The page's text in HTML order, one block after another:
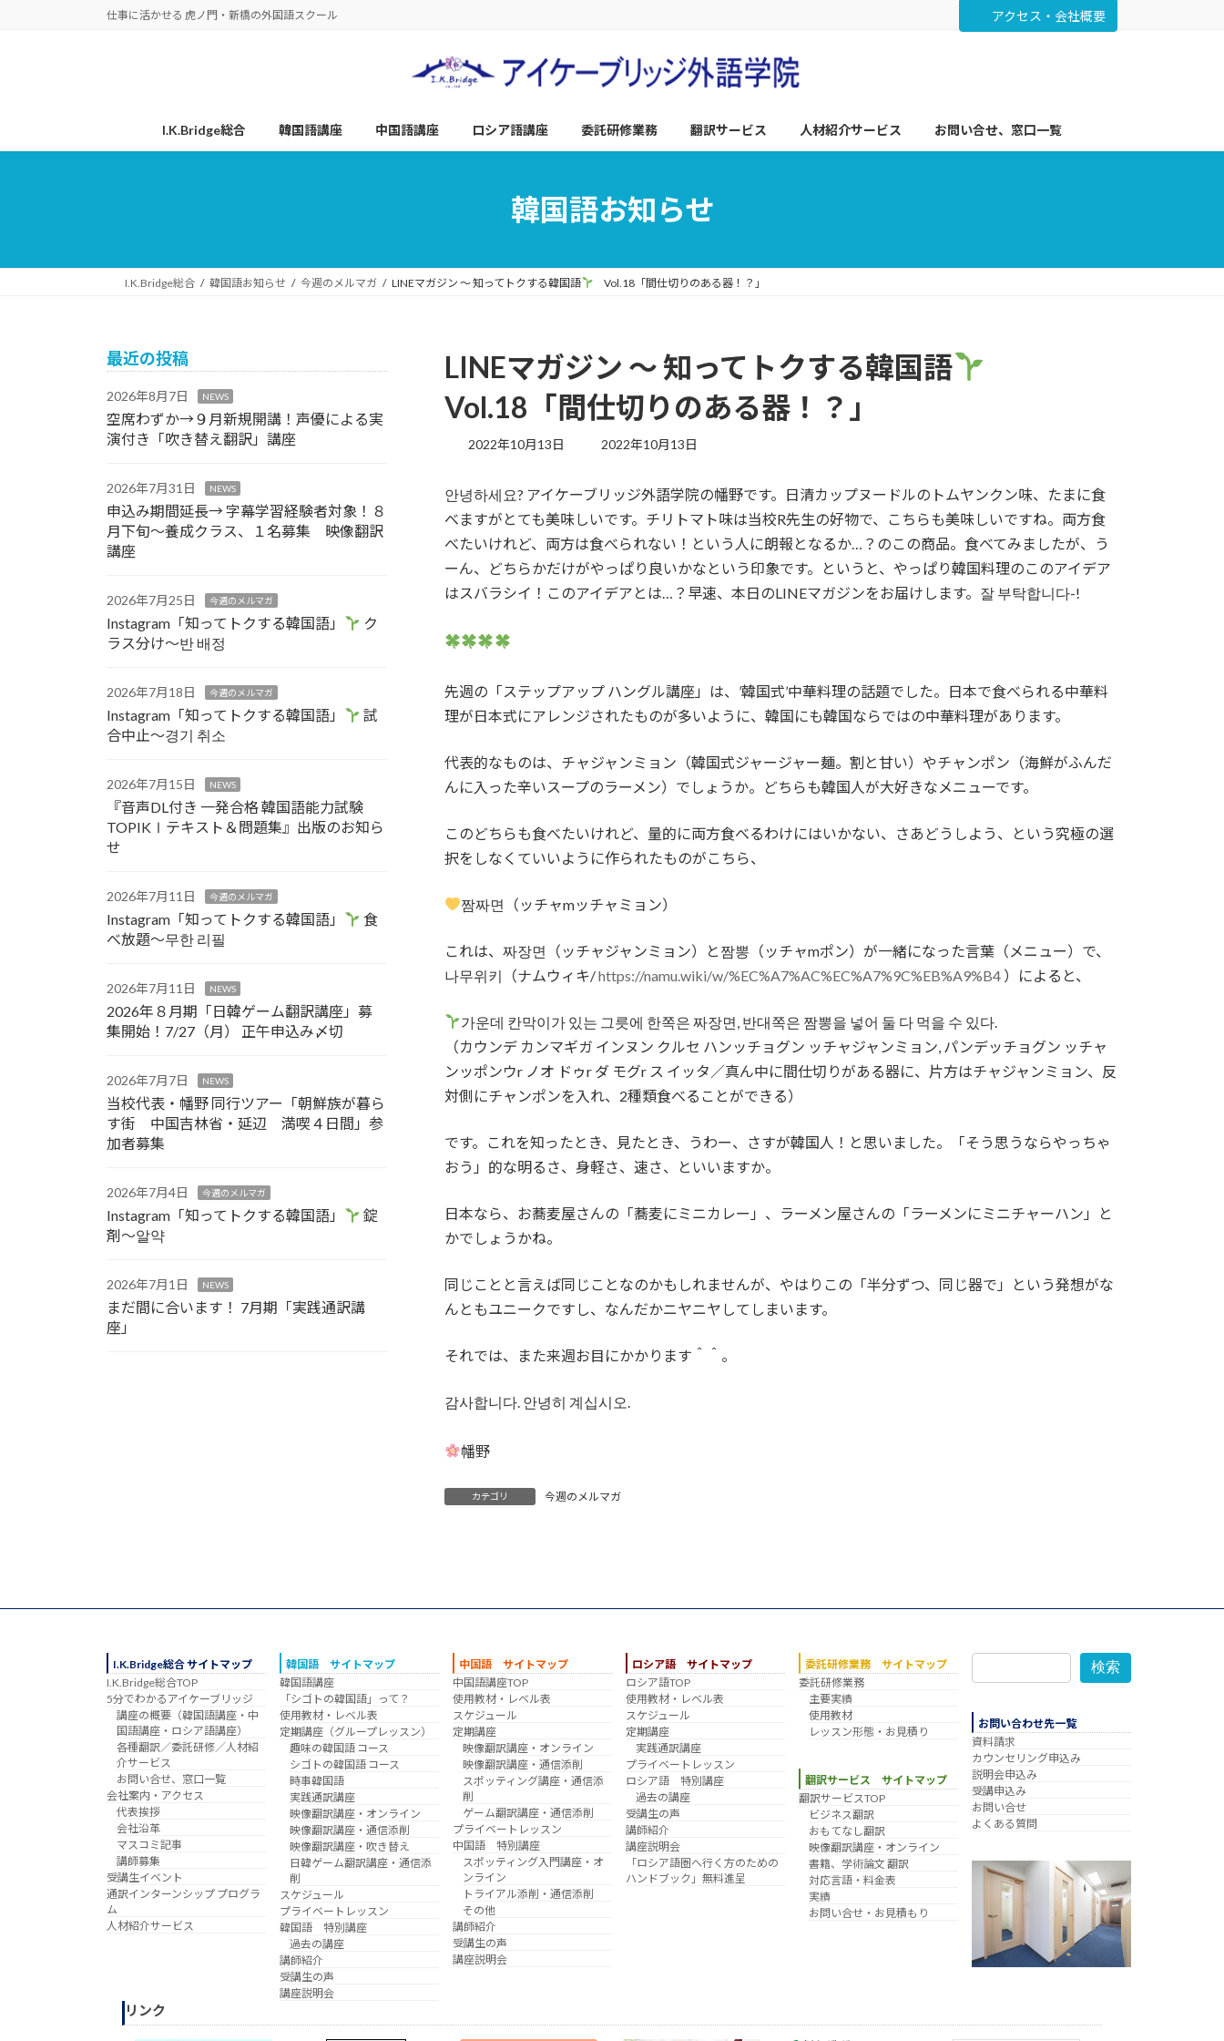
仕事に活かせる 虎ノ門・新橋の外国語スクール アクセス・会社概要
I.K.Bridge総合 韓国語講座 中国語講座 ロシア語講座 委託研修業務 翻訳サービス 人材紹介サービス お問い合せ、窓口一覧
韓国語お知らせ
I.K.Bridge総合 韓国語お知らせ 今週のメルマガ LINEマガジン ～ 知ってトクする韓国語 Vol.18「間仕切りのある器！？」
LINEマガジン ～ 知ってトクする韓国語
Vol.18「間仕切りのある器！？」
2022年10月13日
最
新
日
:
2022年10月13日
안녕하세요? アイケーブリッジ外語学院の幡野です。日清カップヌードルのトムヤンクン味、たまに食
べますがとても美味しいです。チリトマト味は当校R先生の好物で、こちらも美味しいですね。両方食
べたいけれど、両方は食べられない！という人に朗報となるか…？のこの商品。食べてみましたが、う
ーん、どちらかだけがやっぱり良いかなという印象です。というと、やっぱり韓国料理のこのアイデア
はスバラシイ！このアイデアとは…？早速、本日のLINEマガジンをお届けします。잘 부탁합니다-!
先週の「ステップアップ ハングル講座」は、’韓国式’中華料理の話題でした。日本で食べられる中華料
理が日本式にアレンジされたものが多いように、韓国にも韓国ならではの中華料理があります。
代表的なものは、チャジャンミョン（韓国式ジャージャー麺。割と甘い）やチャンポン（海鮮がふんだ
んに入った辛いスープのラーメン）でしょうか。どちらも韓国人が大好きなメニューです。
このどちらも食べたいけれど、量的に両方食べるわけにはいかない、さあどうしよう、という究極の選
択をしなくていいように作られたものがこちら、
짬짜면（ッチャmッチャミョン）
これは、짜장면（ッチャジャンミョン）と짬뽕（ッチャmポン）が一緒になった言葉（メニュー）で、
나무위키（ナムウィキ/https://namu.wiki/w/%EC%A7%AC%EC%A7%9C%EB%A9%B4）によると、
가운데 칸막이가 있는 그릇에 한쪽은 짜장면, 반대쪽은 짬뽕을 넣어 둘 다 먹을 수 있다.
（カウンデ カンマギガ インヌン クルセ ハンッチョグン ッチャジャンミョン, パンデッチョグン ッチャ
ンッポンウr ノオ ドゥr ダ モグr ス イッタ／真ん中に間仕切りがある器に、片方はチャジャンミョン、反
対側にチャンポンを入れ、2種類食べることができる）
です。これを知ったとき、見たとき、うわー、さすが韓国人！と思いました。「そう思うならやっちゃ
おう」的な明るさ、身軽さ、速さ、といいますか。
日本なら、お蕎麦屋さんの「蕎麦にミニカレー」、ラーメン屋さんの「ラーメンにミニチャーハン」と
かでしょうかね。
同じことと言えば同じことなのかもしれませんが、やはりこの「半分ずつ、同じ器で」という発想がな
んともユニークですし、なんだかニヤニヤしてしまいます。
それでは、また来週お目にかかります＾＾。
감사합니다. 안녕히 계십시오.
幡野
カテゴリ 今週のメルマガ
最近の投稿
2026年8月7日 NEWS
空席わずか→９月新規開講！声優による実
演付き「吹き替え翻訳」講座
2026年7月31日 NEWS
申込み期間延長→ 字幕学習経験者対象！８
月下旬～養成クラス、１名募集 映像翻訳
講座
2026年7月25日 今週のメルマガ
Instagram「知ってトクする韓国語」
ク
ラス分け～반 배정
2026年7月18日 今週のメルマガ
Instagram「知ってトクする韓国語」
試
合中止～경기 취소
2026年7月15日 NEWS
『音声DL付き 一発合格 韓国語能力試験
TOPIKⅠテキスト＆問題集』出版のお知ら
せ
2026年7月11日 今週のメルマガ
Instagram「知ってトクする韓国語」
食
べ放題～무한 리필
2026年7月11日 NEWS
2026年８月期「日韓ゲーム翻訳講座」募
集開始！7/27（月） 正午申込み〆切
2026年7月7日 NEWS
当校代表・幡野 同行ツアー「朝鮮族が暮ら
す街 中国吉林省・延辺 満喫４日間」参
加者募集
2026年7月4日 今週のメルマガ
Instagram「知ってトクする韓国語」
錠
剤～알약
2026年7月1日 NEWS
まだ間に合います！ 7月期「実践通訳講
座」
I.K.Bridge総合 サイトマップ
I.K.Bridge総合TOP
5分でわかるアイケーブリッジ
講座の概要（韓国語講座・中
国語講座・ロシア語講座）
各種翻訳／委託研修／人材紹
介サービス
お問い合せ、窓口一覧
会社案内・アクセス
代表挨拶
会社沿革
マスコミ記事
講師募集
受講生イベント
通訳インターンシップ プログラ
ム
人材紹介サービス
韓国語 サイトマップ
韓国語講座
「シゴトの韓国語」って？
使用教材・レベル表
定期講座（グループレッスン）
趣味の韓国語 コース
シゴトの韓国語 コース
時事韓国語
実践通訳講座
映像翻訳講座・オンライン
映像翻訳講座・通信添削
映像翻訳講座・吹き替え
日韓ゲーム翻訳講座・通信添
削
スケジュール
プライベートレッスン
韓国語 特別講座
過去の講座
講師紹介
受講生の声
講座説明会
中国語 サイトマップ
中国語講座TOP
使用教材・レベル表
スケジュール
定期講座
映像翻訳講座・オンライン
映像翻訳講座・通信添削
スポッティング講座・通信添
削
ゲーム翻訳講座・通信添削
プライベートレッスン
中国語 特別講座
スポッティング入門講座・オ
ンライン
トライアル添削・通信添削
その他
講師紹介
受講生の声
講座説明会
ロシア語 サイトマップ
ロシア語TOP
使用教材・レベル表
スケジュール
定期講座
実践通訳講座
プライベートレッスン
ロシア語 特別講座
過去の講座
受講生の声
講師紹介
講座説明会
「ロシア語圏へ行く方のための
ハンドブック」無料進呈
委託研修業務 サイトマップ
委託研修業務
主要実績
使用教材
レッスン形態・お見積り
翻訳サービス サイトマップ
翻訳サービスTOP
ビジネス翻訳
おもてなし翻訳
映像翻訳講座・オンライン
書籍、学術論文 翻訳
対応言語・料金表
実績
お問い合せ・お見積もり
検索
お問い合わせ先一覧
資料請求
カウンセリング申込み
説明会申込み
受講申込み
お問い合せ
よくある質問
リンク